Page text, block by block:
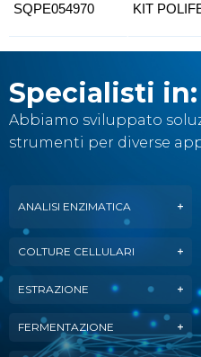
SQPE054970 KIT
Specialisti in:
Abbiamo sviluppato
strumenti per diverse
ANALISI ENZIMATICA
COLTURE CELLULARI
ESTRAZIONE
FERMENTAZIONE